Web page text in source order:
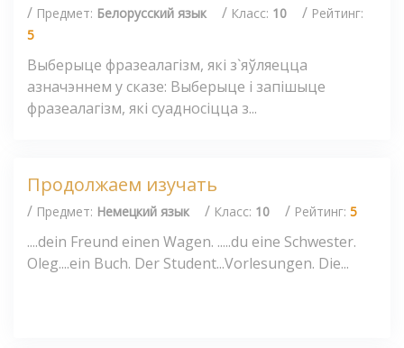
/ Предмет: Белорусский язык / Класс: 10 / Рейтинг:
5
Выберыце фразеалагізм, які з`яўляецца
азначэннем у сказе: Выберыце і запішыце
фразеалагізм, які суадносіцца з...
Продолжаем изучать
/ Предмет: Немецкий язык / Класс: 10 / Рейтинг: 5
....dein Freund einen Wagen. .....du eine Schwester.
Oleg....ein Buch. Der Student...Vorlesungen. Die...